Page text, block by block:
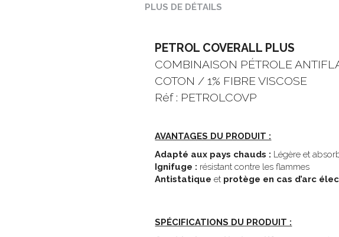
PLUS DE DÉTAILS
PETROL COVERALL PLUS
COMBINAISON PÉTROLE
COTON / 1% FIBRE VISCOSE
Réf : PETROLCOVP
AVANTAGES DU PRODUIT :
Adapté aux pays chauds : Légère et
Ignifuge : résistant contre les flammes
Antistatique et protège en cas d’arc
SPÉCIFICATIONS DU PRODUIT :